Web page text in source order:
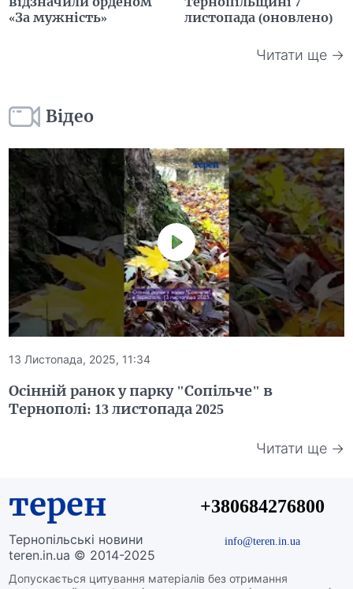
«За мужність»
листопада (оновлено)
Читати ще →
Відео
13 Листопада, 2025, 11:34
Осінній ранок у парку "Сопільче" в
Тернополі: 13 листопада 2025
Читати ще →
терен
Тернопільські новини
teren.in.ua © 2014-2025
Допускається цитування матеріалів без отримання
+380684276800
info@teren.in.ua